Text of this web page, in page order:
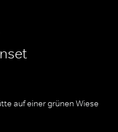
auf einer grünen Wiese